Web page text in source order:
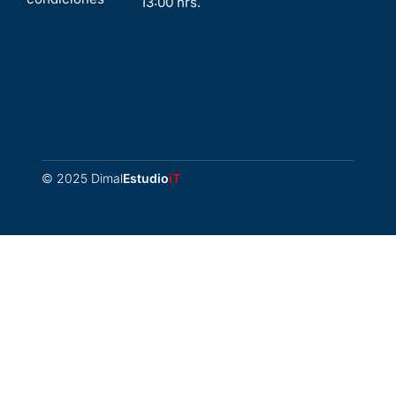
© 2025 DimalEstudioiT